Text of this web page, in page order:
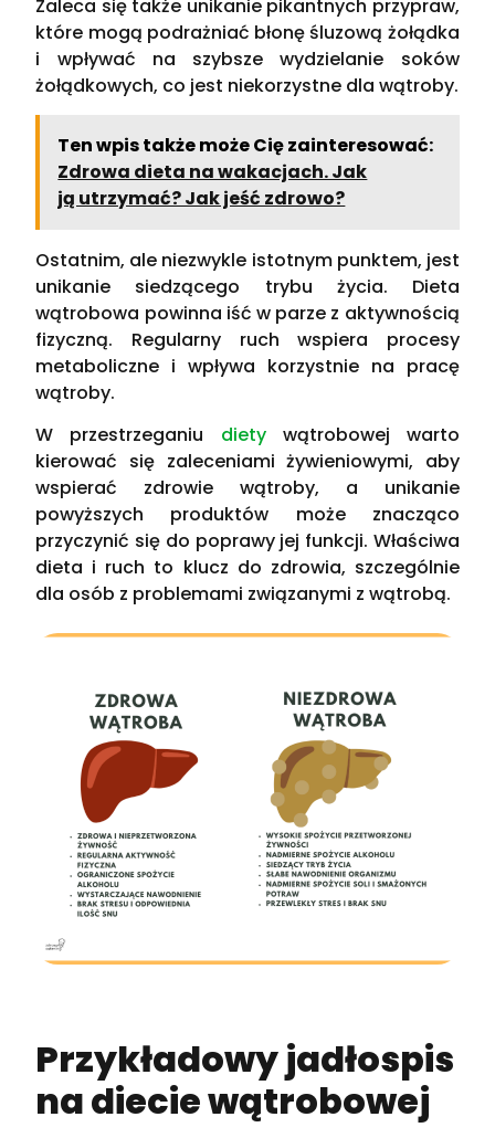
Zaleca się także unikanie pikantnych przypraw,
które mogą podrażniać błonę śluzową żołądka
i wpływać na szybsze wydzielanie soków
żołądkowych, co jest niekorzystne dla wątroby.
Ten wpis także może Cię zainteresować:
Zdrowa dieta na wakacjach. Jak
ją utrzymać? Jak jeść zdrowo?
Ostatnim, ale niezwykle istotnym punktem, jest
unikanie siedzącego trybu życia. Dieta
wątrobowa powinna iść w parze z aktywnością
fizyczną. Regularny ruch wspiera procesy
metaboliczne i wpływa korzystnie na pracę
wątroby.
W przestrzeganiu dietywątrobowej warto
kierować się zaleceniami żywieniowymi, aby
wspierać zdrowie wątroby, a unikanie
powyższych produktów może znacząco
przyczynić się do poprawy jej funkcji. Właściwa
dieta i ruch to klucz do zdrowia, szczególnie
dla osób z problemami związanymi z wątrobą.
Przykładowy jadłospis
na diecie wątrobowej